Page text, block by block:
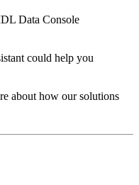
Data Console
could help you
about how our solutions